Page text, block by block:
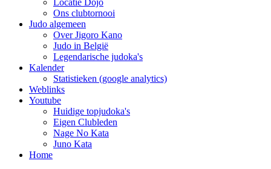
Ons clubtornooi
Judo algemeen
Over Jigoro Kano
Judo in België
Legendarische judoka's
Kalender
Statistieken (google analytics)
Weblinks
Youtube
Huidige topjudoka's
Eigen Clubleden
Nage No Kata
Juno Kata
Home